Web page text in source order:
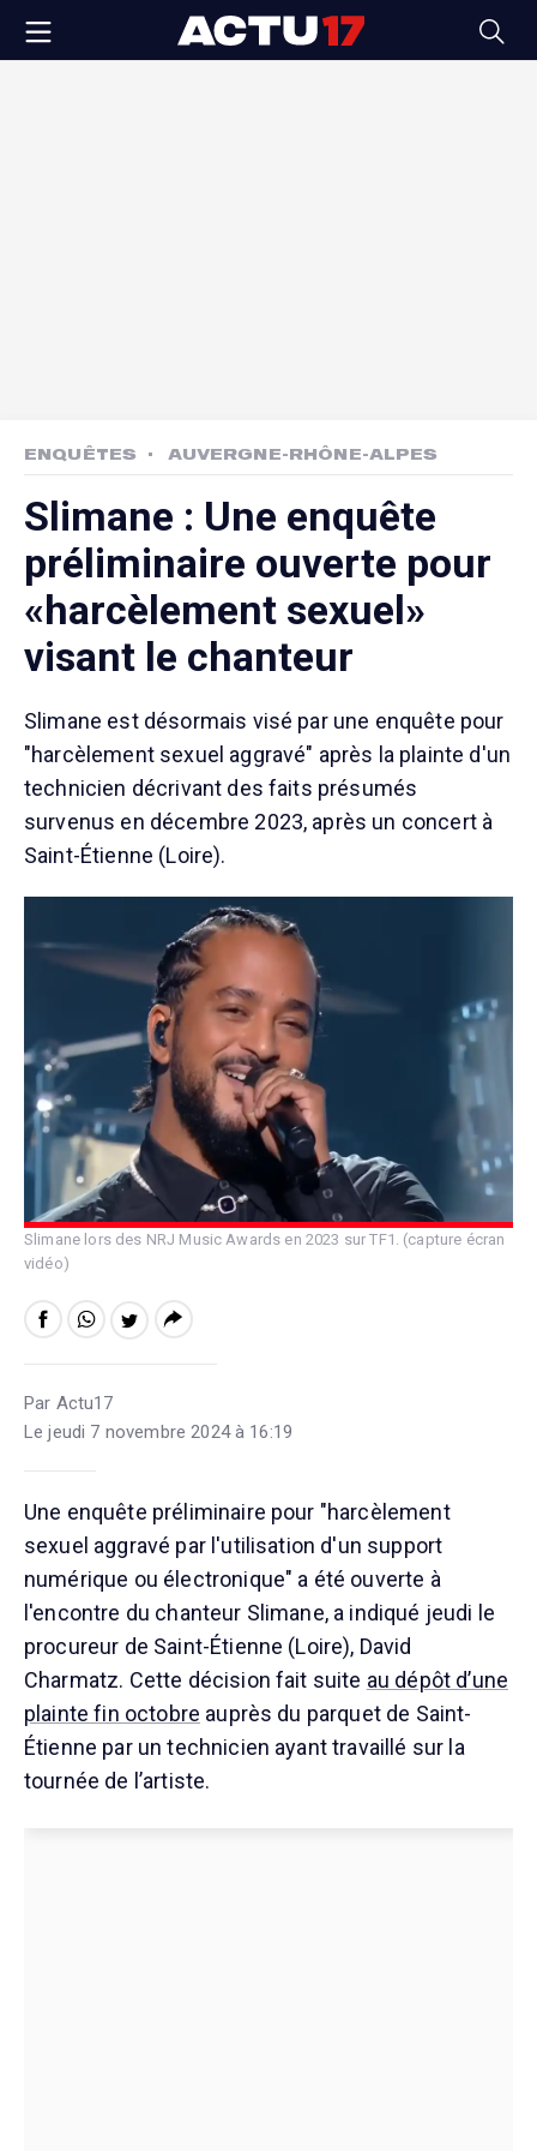
ENQUÊTES AUVERGNE-RHÔNE-ALPES
Slimane : Une enquête
préliminaire ouverte pour
«harcèlement sexuel»
visant le chanteur
Slimane est désormais visé par une enquête pour
"harcèlement sexuel aggravé" après la plainte d'un
technicien décrivant des faits présumés
survenus en décembre 2023, après un concert à
Saint-Étienne (Loire).
Slimane lors des NRJ Music Awards en 2023 sur TF1. (capture écran
vidéo)
Par Actu17
Le jeudi 7 novembre 2024 à 16:19
Une enquête préliminaire pour "harcèlement
sexuel aggravé par l'utilisation d'un support
numérique ou électronique" a été ouverte à
l'encontre du chanteur Slimane, a indiqué jeudi le
procureur de Saint-Étienne (Loire), David
Charmatz. Cette décision fait suite au dépôt d’une
plainte fin octobre auprès du parquet de Saint-
Étienne par un technicien ayant travaillé sur la
tournée de l’artiste.